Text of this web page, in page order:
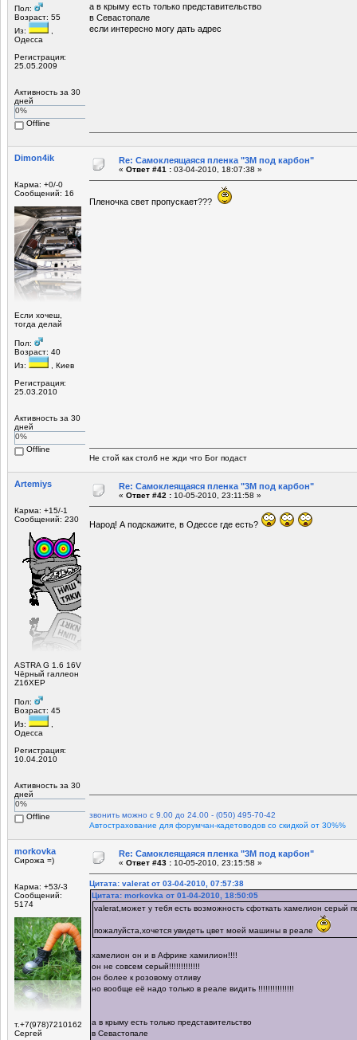
Пол:
Возраст: 55
Из:
Одесса
Регистрация:
25.05.2009
Активность за 30
дней
0%
Offline
а в крыму есть только представительство
в Севастопале
если интересно могу дать адрес
Dimon4ik
Карма: +0/-0
Сообщений: 16
Если хочеш,
тогда делай
Пол:
Возраст: 40
Из:
, Киев
Регистрация:
25.03.2010
Активность за 30
дней
0%
Offline
Re: Самоклеящаяся пленка "3М под карбон"
« Ответ #41 : 03-04-2010, 18:07:38 »
Пленочка свет пропускает???
Не стой как столб не жди что Бог подаст
Artemiys
Карма: +15/-1
Сообщений: 230
ASTRA G 1.6 16V
Чёрный галлеон
Z16ХЕР
Пол:
Возраст: 45
Из:
Одесса
Регистрация:
10.04.2010
Активность за 30
дней
0%
Offline
Re: Самоклеящаяся пленка "3М под карбон"
« Ответ #42 : 10-05-2010, 23:11:58 »
Народ! А подскажите, в Одессе где есть?
звонить можно с 9.00 до 24.00 - (050) 495-70-42
Автострахование для форумчан-кадетоводов со скидкой от 30%%
morkovka
Сирожа =)
Карма: +53/-3
Сообщений:
5174
т.+7(978)7210162
Сергей
Re: Самоклеящаяся пленка "3М под карбон"
« Ответ #43 : 10-05-2010, 23:15:58 »
Цитата: valerat от 03-04-2010, 07:57:38
Цитата: morkovka от 01-04-2010, 18:50:05
valerat,может у тебя есть возможность сфоткать хамелион серый
пожалуйста,хочется увидеть цвет моей машины в реале
хамелион он и в Африке хамилион!!!!
он не совсем серый!!!!!!!!!!!!!
он более к розовому отливу
но вообще её надо только в реале видить !!!!!!!!!!!!!!!
а в крыму есть только представительство
в Севастопале